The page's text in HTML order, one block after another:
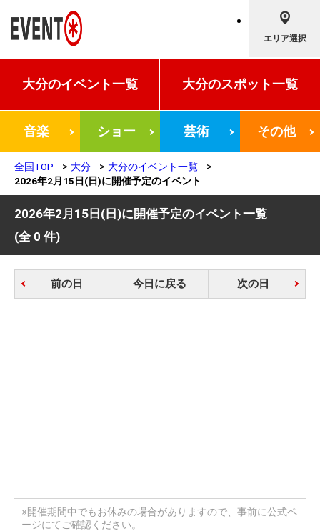
エリア選択
大分のイベント一覧 大分のスポット一覧
音楽 ショー 芸術 その他
全国TOP 大分
大分のイベント一覧
2026年2月15日(日)に開催予定のイベント
2026年2月15日(日)に開催予定のイベント一覧
(全 0 件)
前の日 今日に戻る 次の日
※開催期間中でもお休みの場合がありますので、事前に公式ペ
ージにてご確認ください。